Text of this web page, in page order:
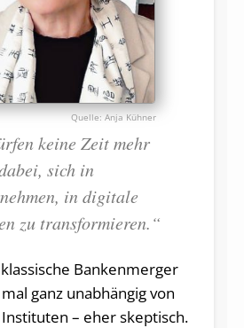
Anja Kühner
keine Zeit mehr
sich in
in digitale
zu transformieren.“
Bankenmerger
ganz unabhängig von
– eher skeptisch.